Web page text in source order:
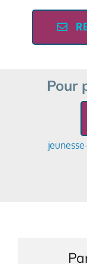
Pour